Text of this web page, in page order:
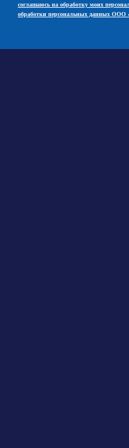
соглашаюсь на обработку моих
обработки персональных данных ООО